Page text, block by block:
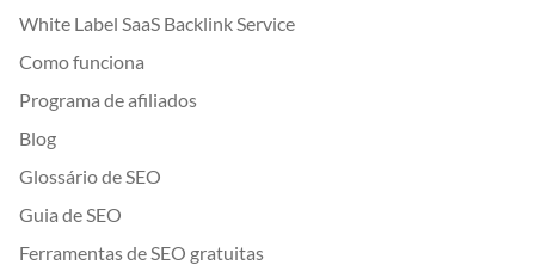
White Label SaaS Backlink Service
Como funciona
Programa de afiliados
Blog
Glossário de SEO
Guia de SEO
Ferramentas de SEO gratuitas